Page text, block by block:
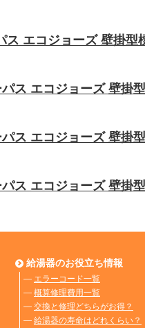
ス エコジョーズ 壁掛型
ス エコジョーズ 壁掛型
ス エコジョーズ 壁掛型
ス エコジョーズ 壁掛型
給湯器のお役立ち情報
― エラーコード一覧
― 概算修理費用一覧
― 交換と修理どちらがお得？
― 給湯器の寿命はどれくらい？